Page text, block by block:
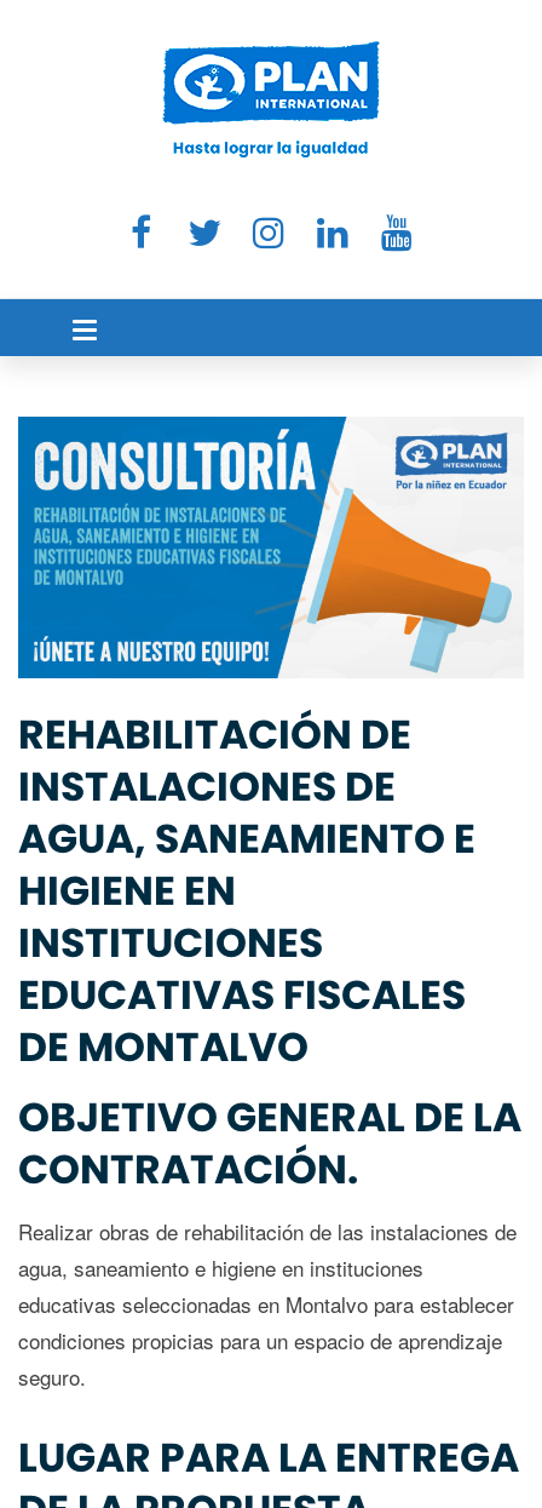
REHABILITACIÓN DE
INSTALACIONES DE
AGUA, SANEAMIENTO E
HIGIENE EN
INSTITUCIONES
EDUCATIVAS FISCALES
DE MONTALVO
OBJETIVO GENERAL DE LA
CONTRATACIÓN.
Realizar obras de rehabilitación de las instalaciones de
agua, saneamiento e higiene en instituciones
educativas seleccionadas en Montalvo para establecer
condiciones propicias para un espacio de aprendizaje
seguro.
LUGAR PARA LA ENTREGA